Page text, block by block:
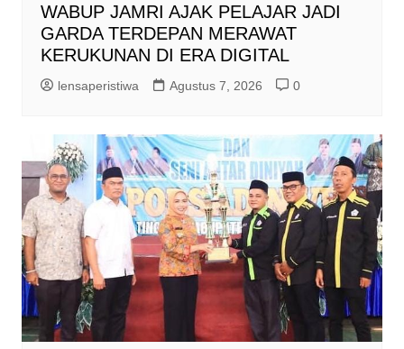
WABUP JAMRI AJAK PELAJAR JADI
GARDA TERDEPAN MERAWAT
KERUKUNAN DI ERA DIGITAL
lensaperistiwa Agustus 7, 2026 0